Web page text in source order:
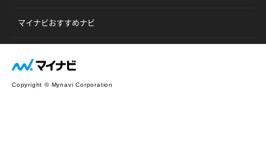
マイナビおすすめナビ
Copyright © Mynavi Corporation